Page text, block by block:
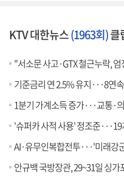
KTV 대한뉴스(1963회)클
"서소문 사고·GTX 철근누락,
기준금리 연 2.5% 유지···8연
1분기 가계소득 증가···교통·
'슈퍼카 사적 사용' 정조준
AI·유무인복합전투···'미래강
안규백 국방장관, 29~31일 싱